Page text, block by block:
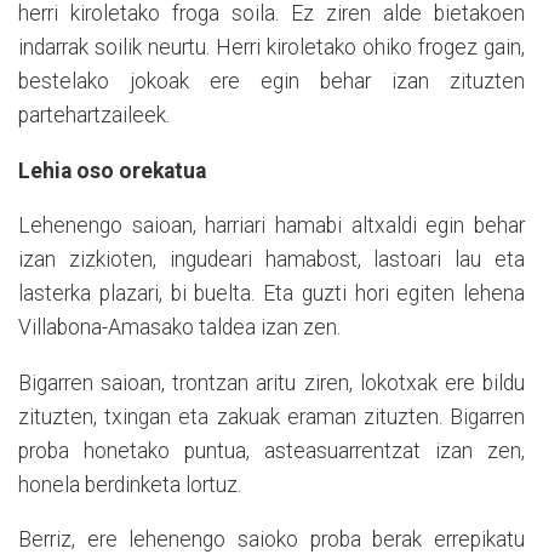
herri kiroletako froga soila. Ez ziren alde bietakoen
indarrak soilik neurtu. Herri kiroletako ohiko frogez gain,
bestelako jokoak ere egin behar izan zituzten
partehartzaileek.
Lehia oso orekatua
Lehenengo saioan, harriari hamabi altxaldi egin behar
izan zizkioten, ingudeari hamabost, lastoari lau eta
lasterka plazari, bi buelta. Eta guzti hori egiten lehena
Villabona-Amasako taldea izan zen.
Bigarren saioan, trontzan aritu ziren, lokotxak ere bildu
zituzten, txingan eta zakuak eraman zituzten. Bigarren
proba honetako puntua, asteasuarrentzat izan zen,
honela berdinketa lortuz.
Berriz, ere lehenengo saioko proba berak errepikatu